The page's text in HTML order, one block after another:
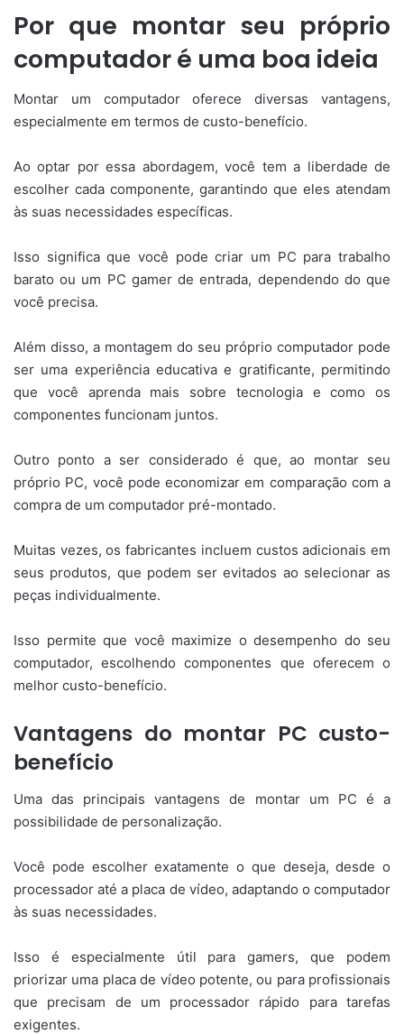
Por que montar seu próprio
computador é uma boa ideia
Montar um computador oferece diversas vantagens,
especialmente em termos de custo-benefício.
Ao optar por essa abordagem, você tem a liberdade de
escolher cada componente, garantindo que eles atendam
às suas necessidades específicas.
Isso significa que você pode criar um PC para trabalho
barato ou um PC gamer de entrada, dependendo do que
você precisa.
Além disso, a montagem do seu próprio computador pode
ser uma experiência educativa e gratificante, permitindo
que você aprenda mais sobre tecnologia e como os
componentes funcionam juntos.
Outro ponto a ser considerado é que, ao montar seu
próprio PC, você pode economizar em comparação com a
compra de um computador pré-montado.
Muitas vezes, os fabricantes incluem custos adicionais em
seus produtos, que podem ser evitados ao selecionar as
peças individualmente.
Isso permite que você maximize o desempenho do seu
computador, escolhendo componentes que oferecem o
melhor custo-benefício.
Vantagens do montar PC custo-
benefício
Uma das principais vantagens de montar um PC é a
possibilidade de personalização.
Você pode escolher exatamente o que deseja, desde o
processador até a placa de vídeo, adaptando o computador
às suas necessidades.
Isso é especialmente útil para gamers, que podem
priorizar uma placa de vídeo potente, ou para profissionais
que precisam de um processador rápido para tarefas
exigentes.